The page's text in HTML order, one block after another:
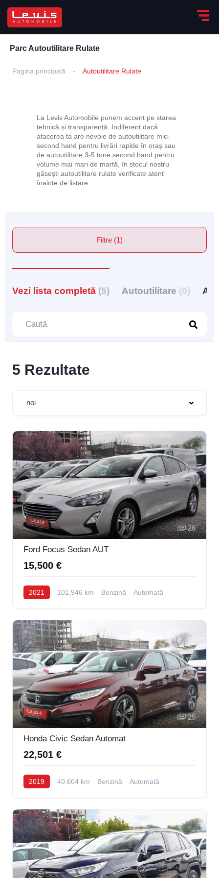
Parc Autoutilitare Rulate
Pagina principală Autoutilitare Rulate
La Levis Automobile punem accent pe starea
tehnică și transparență. Indiferent dacă
afacerea ta are nevoie de autoutilitare mici
second hand pentru livrări rapide în oraș sau
de autoutilitare 3-5 tone second hand pentru
volume mai mari de marfă, în stocul nostru
găsești autoutilitare rulate verificate atent
înainte de listare.
Filtre (1)
Vezi lista completă (5) Autoutilitare (0)
5 Rezultate
noi
26
Ford Focus Sedan AUT
15,500 €
2021 101,946 km Benzină Automată
25
Honda Civic Sedan Automat
22,501 €
2019 40,604 km Benzină Automată
Levis AI Agent